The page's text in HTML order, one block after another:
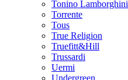
Tonino Lamborghini
Torrente
Tous
True Religion
Truefitt&Hill
Trussardi
Uermi
Undergreen